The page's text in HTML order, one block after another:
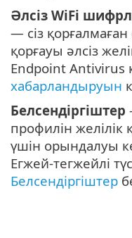
Әлсіз WiFi
— сіз
қорғауы әлсіз
Endpoint Antivirus
хабарландыруын
Белсендіргіштер
профилін
үшін орындалуы
Егжей-тегжейлі
Белсендіргіштер